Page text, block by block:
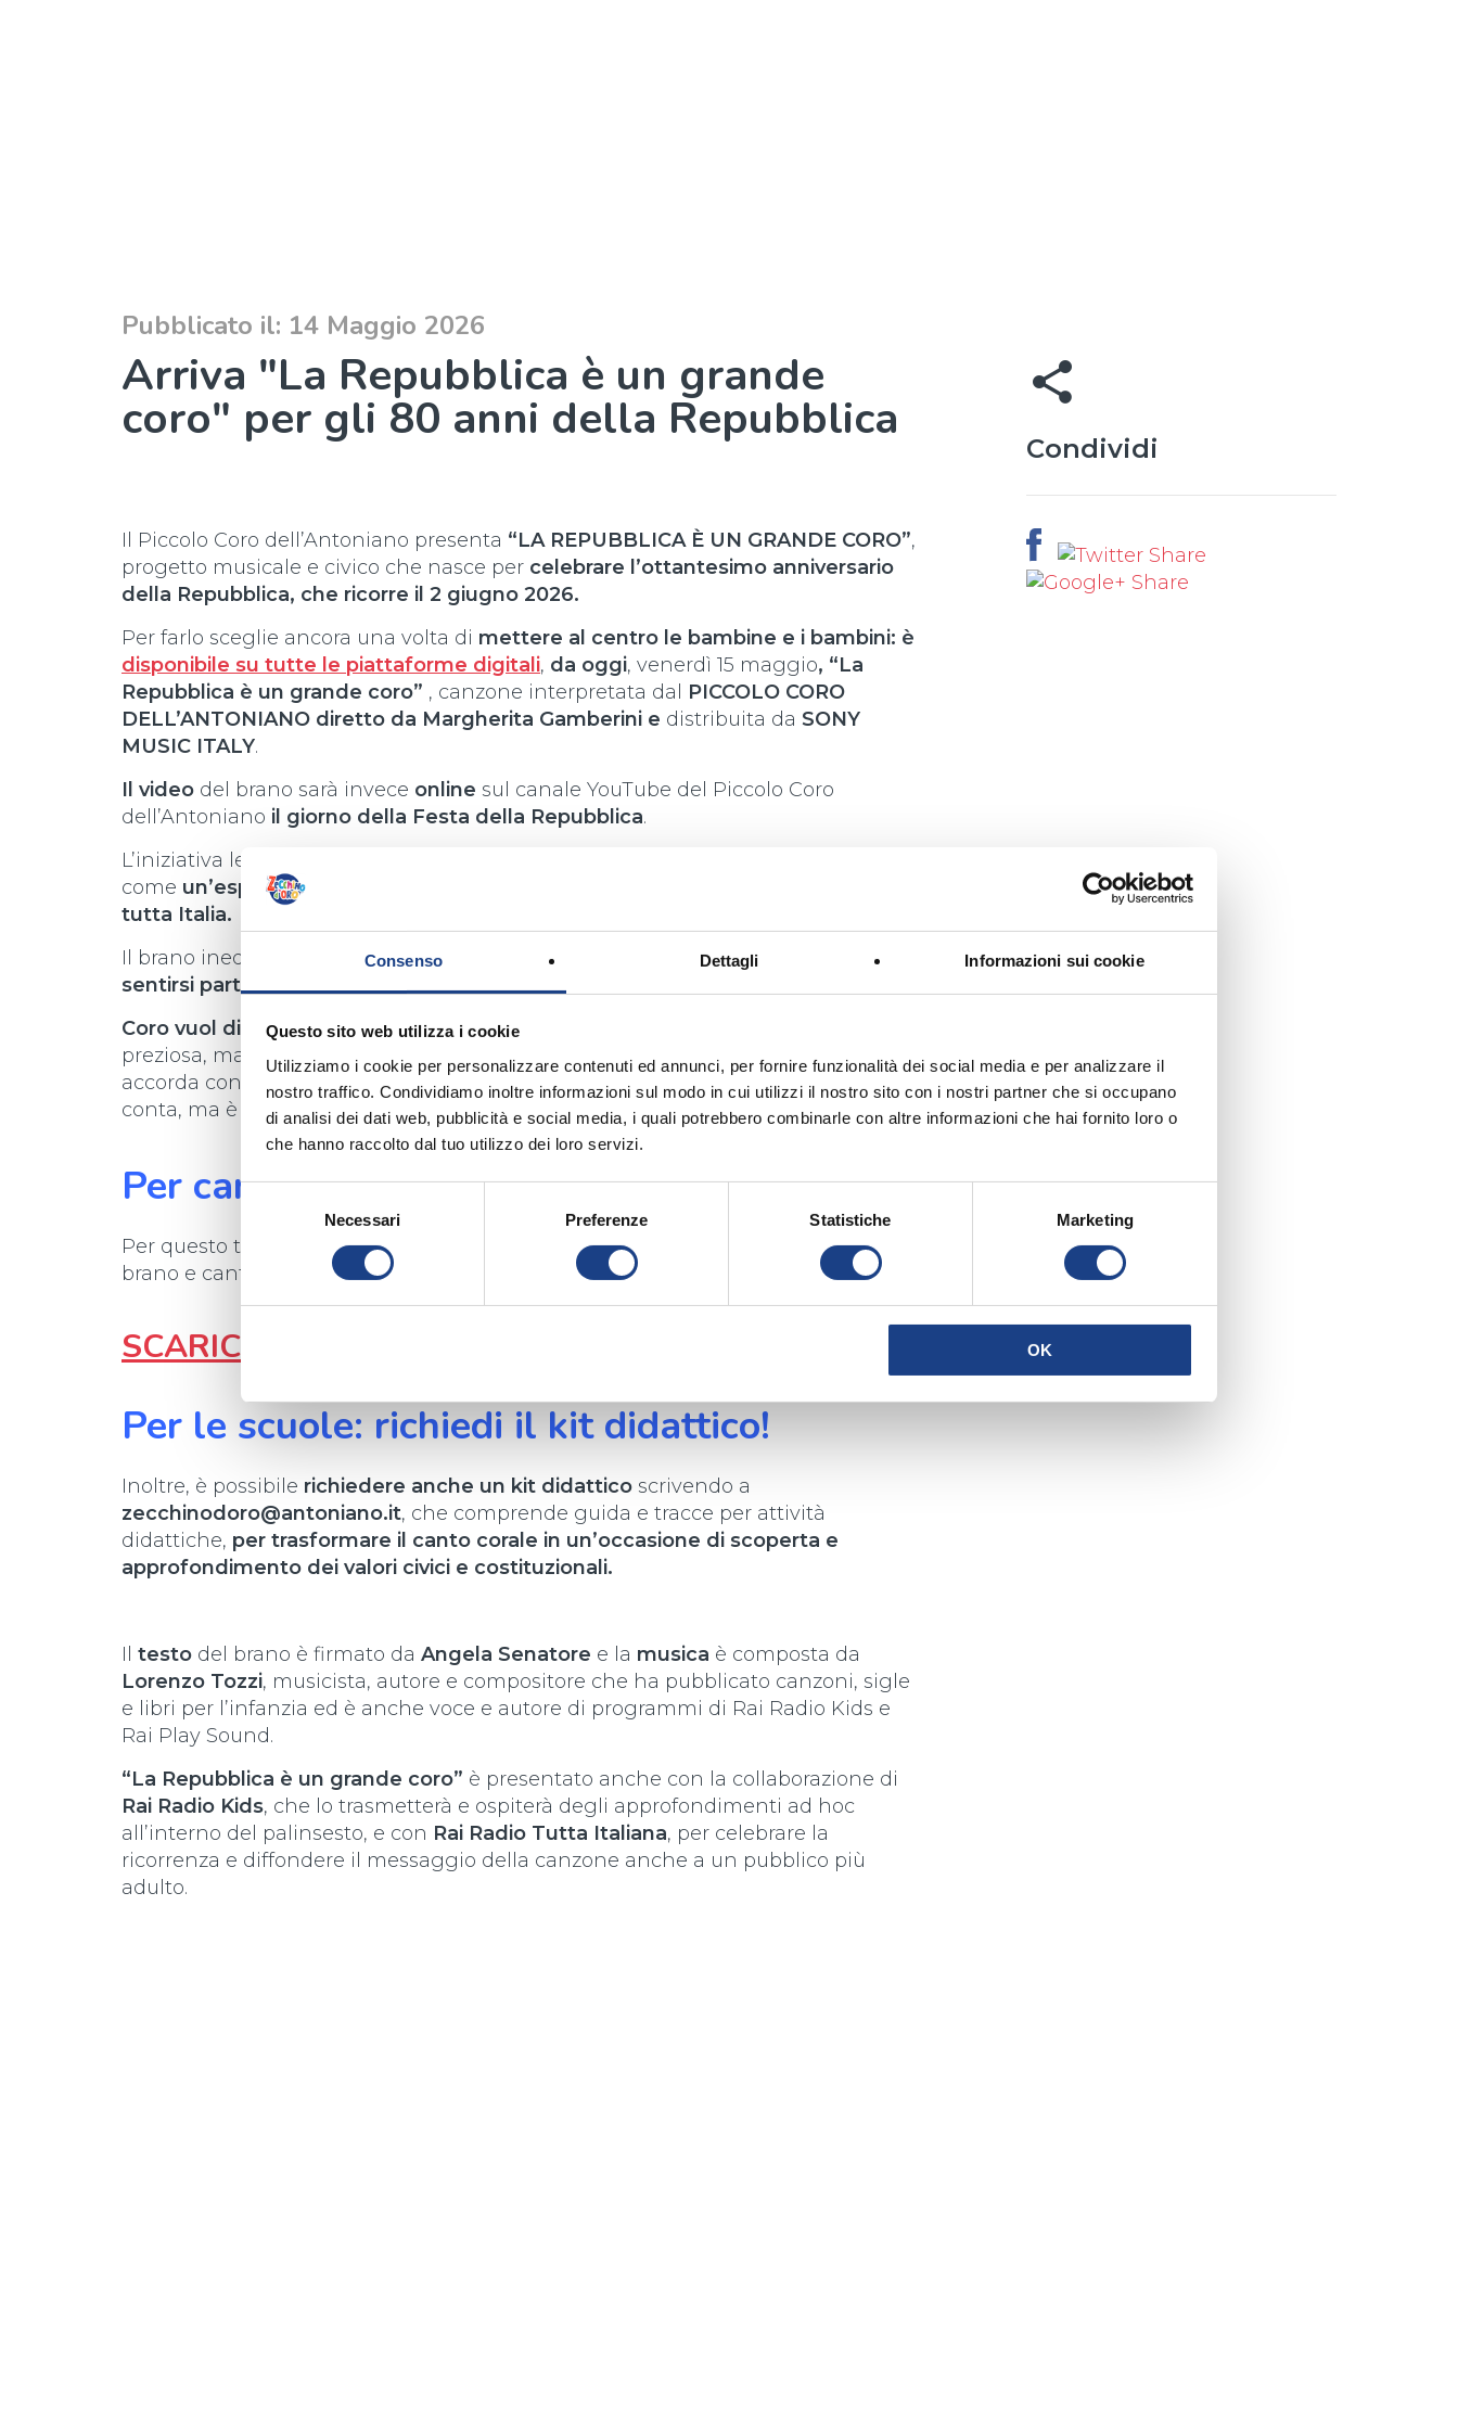
Consenso Dettagli Informazioni sui cookie
Questo sito web utilizza i cookie
Utilizziamo i cookie per personalizzare contenuti ed annunci, per fornire funzionalità dei social media e per analizzare il
nostro traffico. Condividiamo inoltre informazioni sul modo in cui utilizzi il nostro sito con i nostri partner che si occupano
di analisi dei dati web, pubblicità e social media, i quali potrebbero combinarle con altre informazioni che hai fornito loro o
che hanno raccolto dal tuo utilizzo dei loro servizi.
Selezione
Necessari Preferenze Statistiche Marketing
OK
Pubblicato il: 14 Maggio 2026
Arriva "La Repubblica è un grande
coro" per gli 80 anni della Repubblica
Il Piccolo Coro dell’Antoniano presenta “LA REPUBBLICA È UN GRANDE CORO”,
progetto musicale e civico che nasce per celebrare l’ottantesimo anniversario
della Repubblica, che ricorre il 2 giugno 2026.
Per farlo sceglie ancora una volta di mettere al centro le bambine e i bambini: è
disponibile su tutte le piattaforme digitali, da oggi, venerdì 15 maggio, “La
Repubblica è un grande coro” , canzone interpretata dal PICCOLO CORO
DELL’ANTONIANO diretto da Margherita Gamberini e distribuita da SONY
MUSIC ITALY.
Il video del brano sarà invece online sul canale YouTube del Piccolo Coro
dell’Antoniano il giorno della Festa della Repubblica.
L’iniziativa legge
come un’esperienza musicale collettiva dedicata alle bambine e ai bambini di
tutta Italia.
Il brano inedito è stato pensato come
strumento per riflettere, emozionarsi e
sentirsi parte della comunità nazionale.
Coro vuol dire ascolto, collaborazione, comunità
preziosa, ma il risultato più bello si ottiene solo quando ci si ascolta e ci si
accorda con gli altri
. È esattamente ciò che accade in una Repubblica
: ognuno
conta, ma è l’impegno condiviso a realizzare il bene comune.
Per cantare insieme scarica il materiale!
Per questo tutti potranno scaricare online testo, base e spartito
per imparare il
brano e cantarlo a casa, a scuola o in famiglia.
SCARICA QUI TESTO, BASE E SPARTITO!
Per le scuole: richiedi il kit didattico!
Inoltre, è possibile richiedere anche un kit didattico scrivendo a
zecchinodoro@antoniano.it, che comprende guida e tracce per attività
didattiche, per trasformare il canto corale in un’occasione di scoperta e
approfondimento dei valori civici e costituzionali.
Il testo del brano è firmato da Angela Senatore e la musica è composta da
Lorenzo Tozzi, musicista, autore e compositore che ha pubblicato canzoni, sigle
e libri per l’infanzia ed è anche voce e autore di programmi di Rai Radio Kids e
Rai Play Sound.
“La Repubblica è un grande coro” è presentato anche con la collaborazione di
Rai Radio Kids, che lo trasmetterà e ospiterà degli approfondimenti ad hoc
all’interno del palinsesto, e con Rai Radio Tutta Italiana, per celebrare la
ricorrenza e diffondere il messaggio della canzone anche a un pubblico più
adulto.
share
Condividi